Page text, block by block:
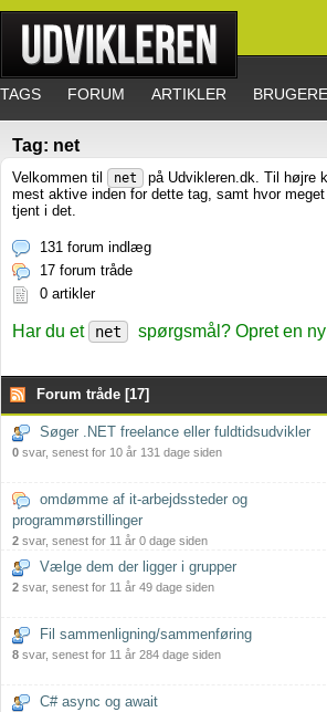
TAGS FORUM ARTIKLER BRUGERE
Tag: net
Velkommen til net
på Udvikleren.dk. Til højre
mest aktive inden for dette tag, samt hvor
tjent i det.
131 forum indlæg
17 forum tråde
0 artikler
Har du et net spørgsmål? Opret en
Forum tråde [17]
Søger .NET freelance eller fuldtidsudvikler
0 svar, senest for 10 år 131 dage siden
omdømme af it-arbejdssteder og
programmørstillinger
2 svar, senest for 11 år 0 dage siden
Vælge dem der ligger i grupper
2 svar, senest for 11 år 49 dage siden
Fil sammenligning/sammenføring
8 svar, senest for 11 år 284 dage siden
C# async og await